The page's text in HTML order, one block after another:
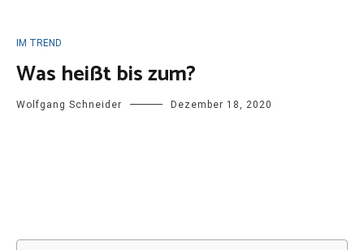
IM TREND
Was heißt bis zum?
Wolfgang Schneider Dezember 18, 2020